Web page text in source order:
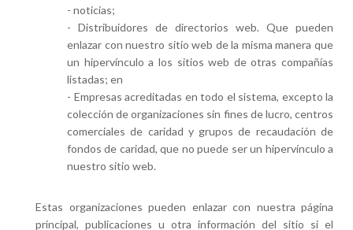
- noticias;
- Distribuidores de directorios web. Que pueden
enlazar con nuestro sitio web de la misma manera que
un hipervínculo a los sitios web de otras compañías
listadas; en
- Empresas acreditadas en todo el sistema, excepto la
colección de organizaciones sin fines de lucro, centros
comerciales de caridad y grupos de recaudación de
fondos de caridad, que no puede ser un hipervínculo a
nuestro sitio web.
Estas organizaciones pueden enlazar con nuestra página
principal, publicaciones u otra información del sitio si el